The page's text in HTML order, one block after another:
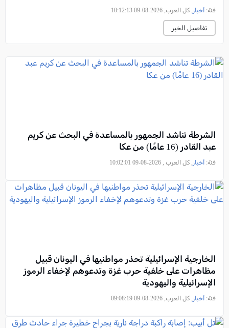
فئة: أخبار , كل العرب, 2026-08-09 10:12:13
تفاصيل الخبر
الشرطة تناشد الجمهور بالمساعدة في البحث عن كريم
عبد القادر (16 عامًا) من عكا
فئة: أخبار , كل العرب , 2026-08-09 10:02:01
الخارجية الإسرائيلية تحذر مواطنيها في اليونان قبيل
مظاهرات على خلفية حرب غزة وتدعوهم لإخفاء الرموز
الإسرائيلية واليهودية
فئة: أخبار , كل العرب, 2026-08-09 09:08:19